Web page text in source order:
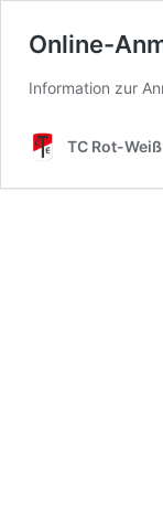
Online-
Information zur
TC Rot-Weiß